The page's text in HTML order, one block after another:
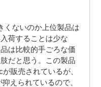
くないのか上位製品は
荷することは少な
は比較的手ごろな価
だと思う。この製品
販売されているが、
えられているので、